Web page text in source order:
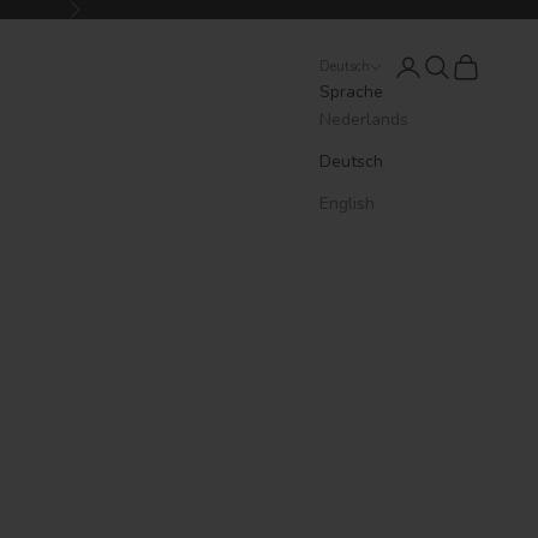
Vor
Deutsch
Sprache
Nederlands
Deutsch
English
Anmelden
SuchenWarenkorb